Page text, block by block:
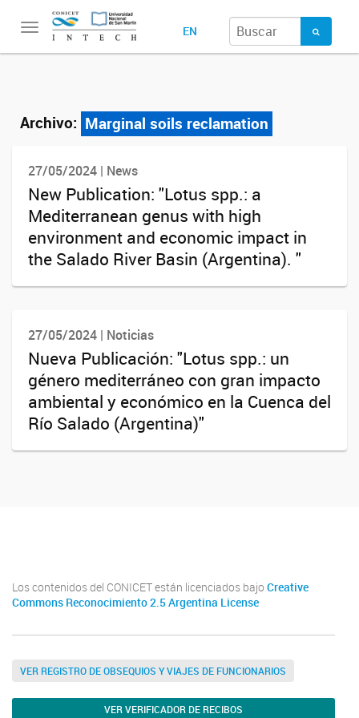
Toggle
EN
Archivo: Marginal soils reclamation
27/05/2024 | News
New Publication: "Lotus spp.: a
Mediterranean genus with high
environment and economic impact in
the Salado River Basin (Argentina). "
27/05/2024 | Noticias
Nueva Publicación: "Lotus spp.: un
género mediterráneo con gran impacto
ambiental y económico en la Cuenca del
Río Salado (Argentina)"
Los contenidos del CONICET están licenciados bajo Creative
Commons Reconocimiento 2.5 Argentina License
VER REGISTRO DE OBSEQUIOS Y VIAJES DE FUNCIONARIOS
VER VERIFICADOR DE RECIBOS